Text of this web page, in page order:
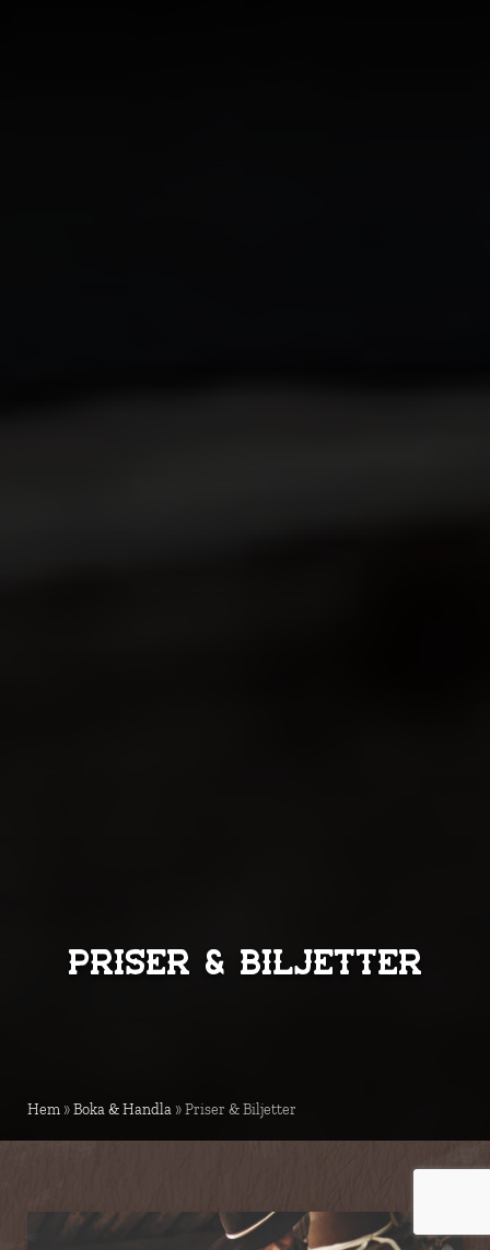
Priser & Biljetter
Hem »Boka & Handla »Priser & Biljetter